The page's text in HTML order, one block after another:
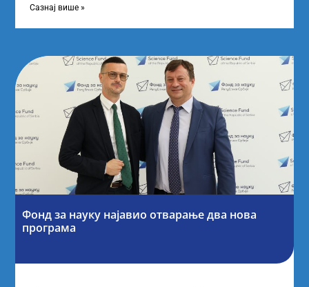
Министарства
Сазнај више »
Фонд за науку најавио отварање два нова
програма